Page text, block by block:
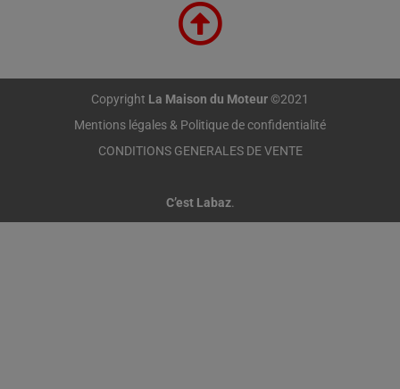
Copyright La Maison du Moteur©2021
Mentions légales & Politique de confidentialité
CONDITIONS GENERALES DE VENTE
C’est Labaz.